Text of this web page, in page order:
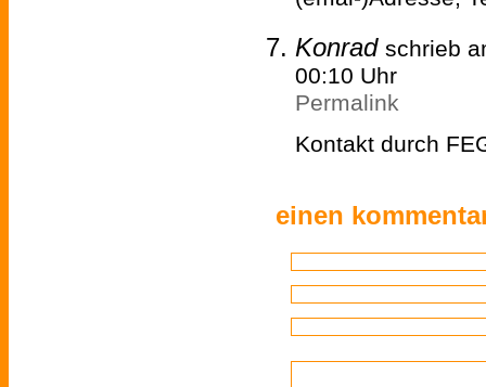
Konrad schrieb
00:10 Uhr
Permalink
Kontakt durch
einen